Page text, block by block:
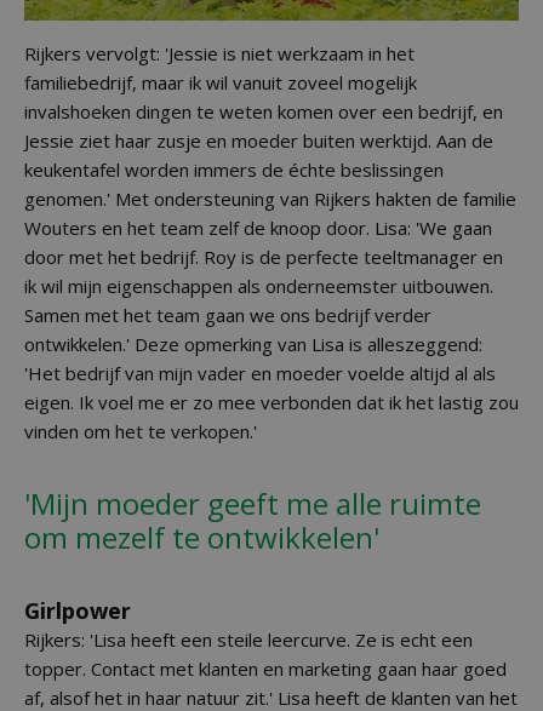
Rijkers vervolgt: 'Jessie is niet werkzaam in het
familiebedrijf, maar ik wil vanuit zoveel mogelijk
invalshoeken dingen te weten komen over een bedrijf, en
Jessie ziet haar zusje en moeder buiten werktijd. Aan de
keukentafel worden immers de échte beslissingen
genomen.' Met ondersteuning van Rijkers hakten de familie
Wouters en het team zelf de knoop door. Lisa: 'We gaan
door met het bedrijf. Roy is de perfecte teeltmanager en
ik wil mijn eigenschappen als onderneemster uitbouwen.
Samen met het team gaan we ons bedrijf verder
ontwikkelen.' Deze opmerking van Lisa is alleszeggend:
'Het bedrijf van mijn vader en moeder voelde altijd al als
eigen. Ik voel me er zo mee verbonden dat ik het lastig zou
vinden om het te verkopen.'
'Mijn moeder geeft me alle ruimte
om mezelf te ontwikkelen'
Girlpower
Rijkers: 'Lisa heeft een steile leercurve. Ze is echt een
topper. Contact met klanten en marketing gaan haar goed
af, alsof het in haar natuur zit.' Lisa heeft de klanten van het